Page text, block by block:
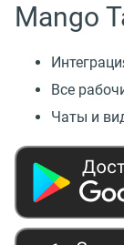
Mango
Все
Чаты и